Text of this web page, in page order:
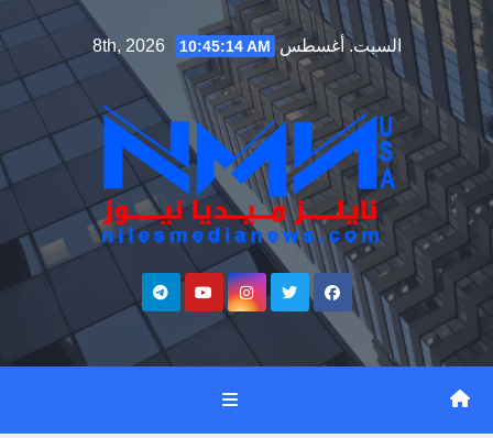
Skip
to
content
السبت. أغسطس 8th, 2026 10:45:15 AM